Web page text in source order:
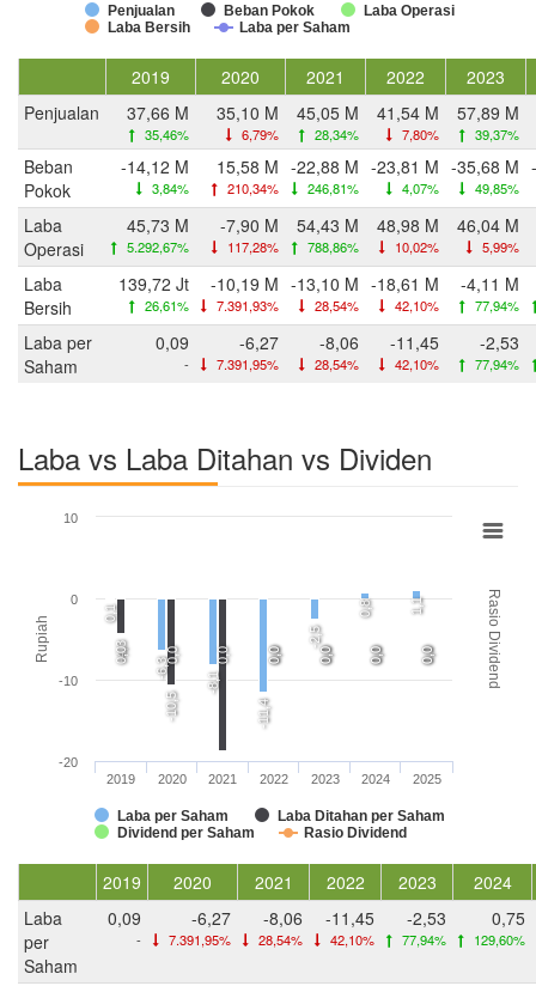
Penjualan Beban Pokok
Laba Operasi
Laba Bersih
Laba per Saham
2019 2020 2021 2022
2023
Penjualan
37,66 M
35,46%
35,10 M
6,79%
45,05 M
28,34%
41,54 M
7,80%
57,89 M
39,37%
Beban
Pokok
-14,12 M
3,84%
15,58 M
210,34%
-22,88 M
246,81%
-23,81 M
4,07%
-35,68 M
49,85%
Laba
Operasi
45,73 M
5.292,67%
-7,90 M
117,28%
54,43 M
788,86%
48,98 M
10,02%
46,04 M
5,99%
Laba
Bersih
139,72 Jt
26,61%
-10,19 M
7.391,93%
-13,10 M
28,54%
-18,61 M
42,10%
-4,11 M
77,94%
Laba per
Saham
0,09
-
-6,27
7.391,95%
-8,06
28,54%
-11,45
42,10%
-2,53
77,94%
Laba vs Laba Ditahan vs Dividen
Rupiah Rasio Dividend
0,1
-6,3
-8,1
-11,4
-2,5
0,8 1,1
-4,3
-10,5
0,0 0,0 0,0 0,0
0,0 0,0 0,0 0,0 0,0 0,0 0,0
Laba per Saham
Laba Ditahan per Saham
Dividend per Saham
Rasio Dividend
2019 2020 2021 2022 2023 2024 2025
-20
-10
0
10
2019 2020 2021 2022 2023
2024
Laba
per
Saham
0,09
-
-6,27
7.391,95%
-8,06
28,54%
-11,45
42,10%
-2,53
77,94%
0,75
129,60%